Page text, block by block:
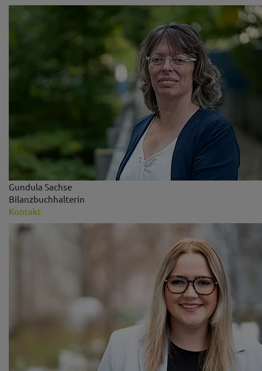
Gundula Sachse
Bilanzbuchhalterin
Kontakt